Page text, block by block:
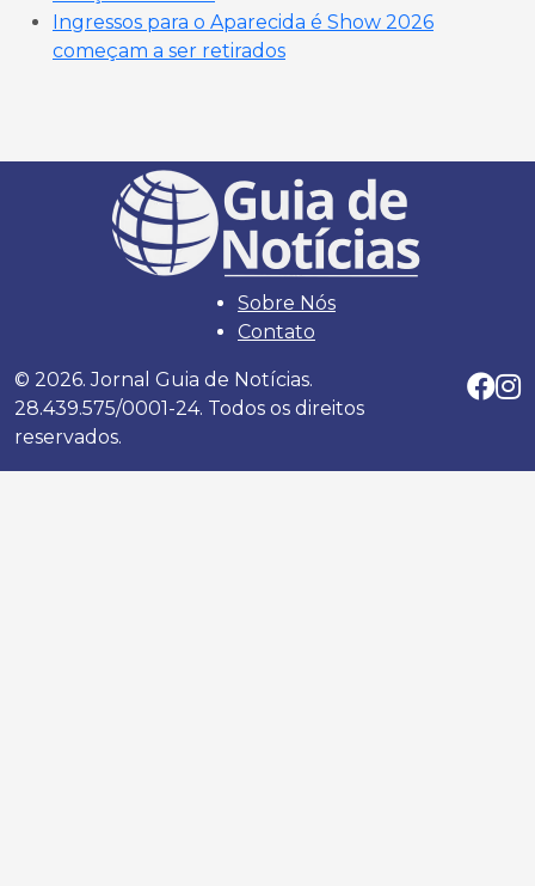
Ingressos para o Aparecida é Show 2026
começam a ser retirados
Sobre Nós
Contato
© 2026. Jornal Guia de Notícias.
28.439.575/0001-24. Todos os direitos
reservados.